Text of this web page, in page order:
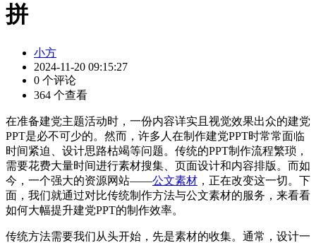
拼
小方
2024-11-20 09:15:27
0 个评论
364 个查看
在准备建党主题活动时，一份内容详实且视觉效果出众的建党
PPT是必不可少的。然而，许多人在制作建党PPT时常常面临
时间紧迫、设计思路枯竭等问题。传统的PPT制作流程繁琐，
需要花费大量时间进行素材搜集、页面设计和内容排版。而如
今，一个强大的资源网站——公文素材 ，正在改变这一切。下
面，我们就通过对比传统制作方法与公文素材的服务，来看看
如何大幅提升建党PPT的制作效率。
传统方法需要我们从头开始，先是素材的收集。通常，设计一